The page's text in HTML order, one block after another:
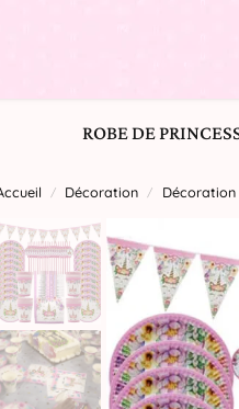
ROBE DE
/ Décoration / Décoration